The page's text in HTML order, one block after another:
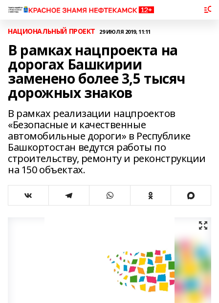
НАЦИОНАЛЬНЫЙ ПРОЕКТ 29 ИЮЛЯ 2019, 11:11
В рамках нацпроекта на
дорогах Башкирии
заменено более 3,5 тысяч
дорожных знаков
В рамках реализации нацпроектов
«Безопасные и качественные
автомобильные дороги» в Республике
Башкортостан ведутся работы по
строительству, ремонту и реконструкции
на 150 объектах.